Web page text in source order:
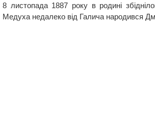
8 листопада 1887 року в родині
Медуха недалеко від Галича народився